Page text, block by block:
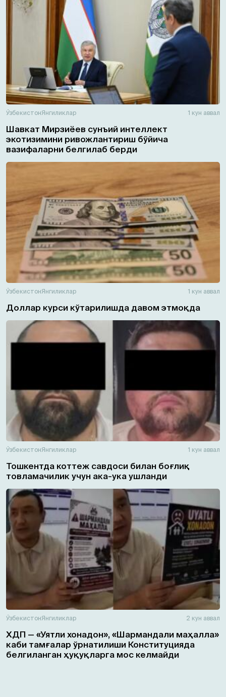
ЎзбекистонЯнгиликлар 1 кун аввал
Шавкат Мирзиёев сунъий интеллект
экотизимини ривожлантириш бўйича
вазифаларни белгилаб берди
ЎзбекистонЯнгиликлар 1 кун аввал
Доллар курси кўтарилишда давом этмоқда
ЎзбекистонЯнгиликлар 1 кун аввал
Тошкентда коттеж савдоси билан боғлиқ
товламачилик учун ака-ука ушланди
ЎзбекистонЯнгиликлар 2 кун аввал
ХДП — «Уятли хонадон», «Шармандали маҳалла»
каби тамғалар ўрнатилиши Конституцияда
белгиланган ҳуқуқларга мос келмайди